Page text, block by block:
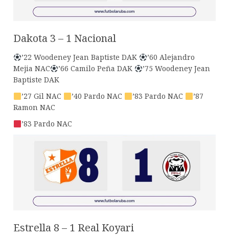
Dakota 3 – 1 Nacional
’22 Woodeney Jean Baptiste DAK
’60 Alejandro
Mejia NAC
’66 Camilo Peña DAK
’75 Woodeney Jean
Baptiste DAK
’27 Gil NAC
’40 Pardo NAC ’83 Pardo NAC
’87
Ramon NAC
’83 Pardo NAC
Estrella 8 – 1 Real Koyari